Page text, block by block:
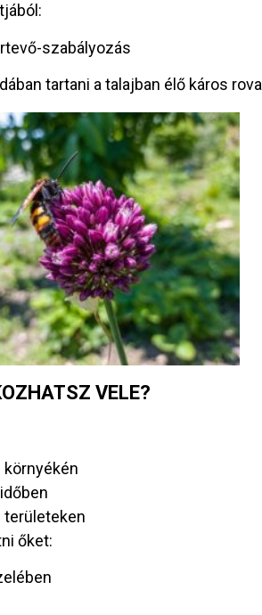
szabályozás
tartani a talajban élő káros
VELE?
területeken
őket: